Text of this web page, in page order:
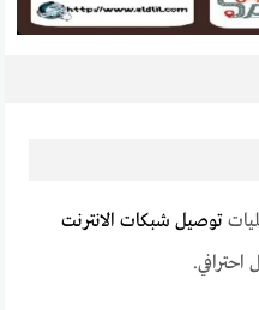
توصيل شبكات الانترنت
احترافي.